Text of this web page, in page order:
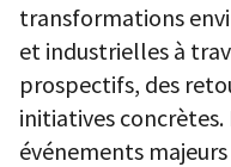
transformations
et industrielles à
prospectifs, des
initiatives
événements